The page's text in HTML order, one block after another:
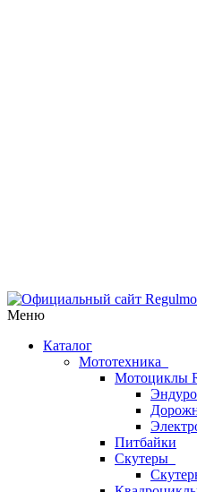
Меню
Каталог
Мототехника
Мотоциклы
Питбайки
Скутеры